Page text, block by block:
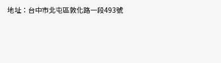
地址：台中市北屯區敦化路一段493號